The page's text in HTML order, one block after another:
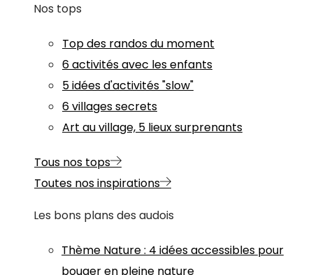
Nos tops
Top des randos du moment
6 activités avec les enfants
5 idées d'activités "slow"
6 villages secrets
Art au village, 5 lieux surprenants
Tous nos tops
Toutes nos inspirations
Les bons plans des audois
Thème Nature: 4 idées accessibles pour
bouger en pleine nature